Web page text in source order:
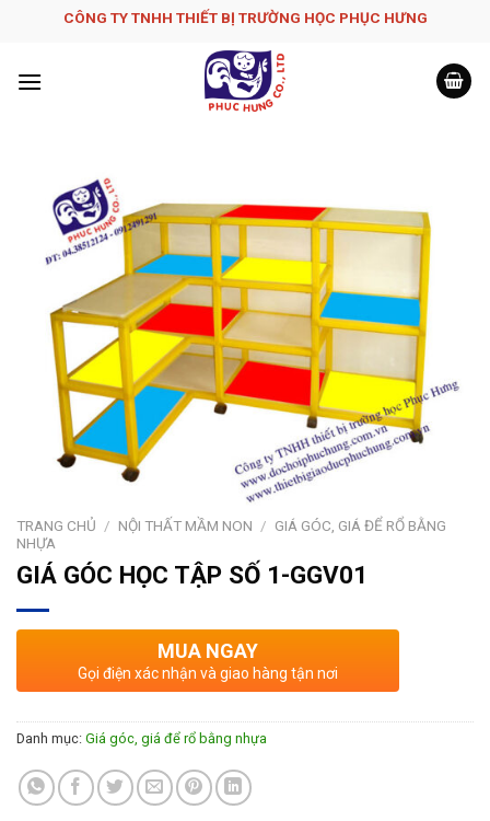
CÔNG TY TNHH THIẾT BỊ TRƯỜNG HỌC PHỤC H­ƯNG
TRANG CHỦ / NỘI THẤT MẦM NON / GIÁ GÓC, GIÁ ĐỂ RỔ BẰNG
NHỰA
GIÁ GÓC HỌC TẬP SỐ 1-GGV01
MUA NGAY
Gọi điện xác nhận và giao hàng tận nơi
Danh mục: Giá góc, giá để rổ bằng nhựa